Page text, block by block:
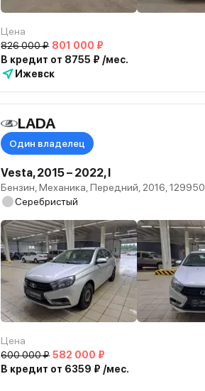
Цена
826 000 ₽ 801 000 ₽
В кредит от 8755 ₽ /мес.
Ижевск
LADA
Один владелец
Vesta, 2015 – 2022, I
Бензин, Механика, Передний, 2016, 129950
Серебристый
Цена
600 000 ₽ 582 000 ₽
В кредит от 6359 ₽ /мес.